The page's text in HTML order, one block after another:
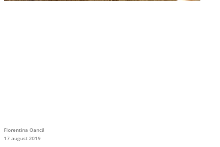
Florentina Oancă
17 august 2019